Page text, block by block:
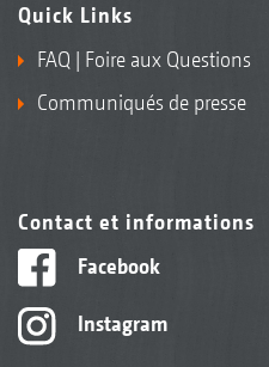
Quick Links
FAQ | Foire aux Questions
Communiqués de presse
Contact et informations
Facebook
Instagram